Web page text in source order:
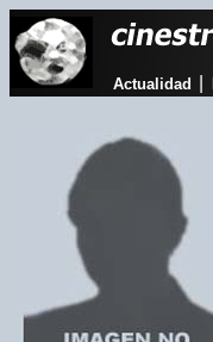
Actualidad